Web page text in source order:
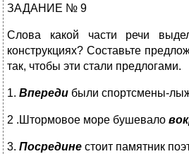
ЗАДАНИЕ № 9
Слова какой части речи
конструкциях? Составьте
так, чтобы эти стали предлогами.
1. Впереди были спортсмены-
2 .Штормовое море бушевало
3. Посредине стоит памятник